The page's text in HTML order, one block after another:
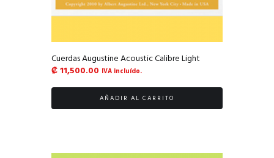
Cuerdas Augustine Acoustic Calibre Light
₡11,500.00 IVA incluído.
AÑADIR AL CARRITO